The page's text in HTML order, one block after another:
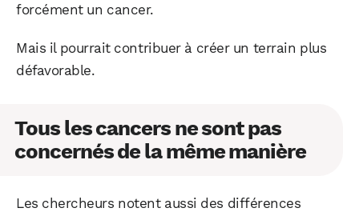
forcément un cancer.
Mais il pourrait contribuer à créer un terrain plus
défavorable.
Tous les cancers ne sont pas
concernés de la même manière
Les chercheurs notent aussi des différences
WhatsApp